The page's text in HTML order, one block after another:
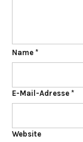
Name *
E-Mail-Adresse *
Website